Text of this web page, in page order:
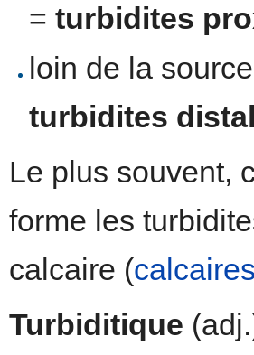
=turbidites
loin de la
turbidites
Le plus souvent,
forme les
calcaire (
Turbiditique